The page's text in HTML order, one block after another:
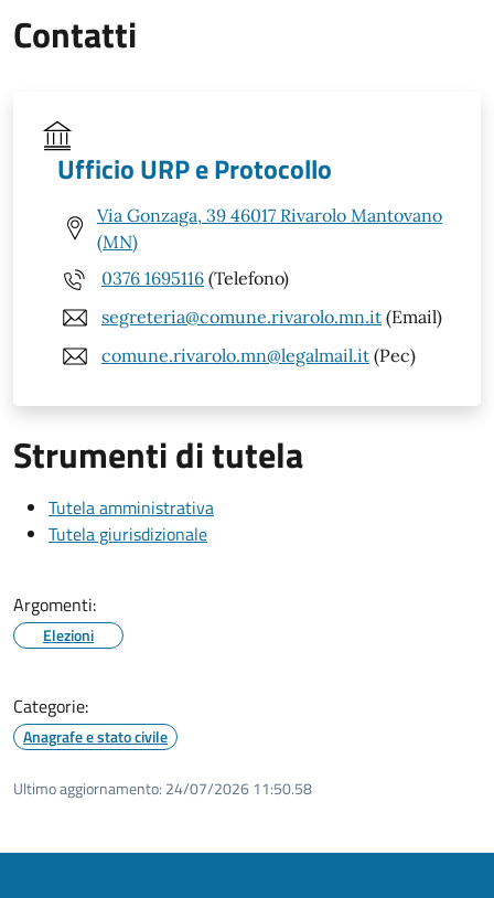
Contatti
Ufficio URP e Protocollo
Via Gonzaga, 39 46017 Rivarolo Mantovano
(MN)
0376 1695116 (Telefono)
segreteria@comune.rivarolo.mn.it (Email)
comune.rivarolo.mn@legalmail.it (Pec)
Strumenti di tutela
Tutela amministrativa
Tutela giurisdizionale
Argomenti:
Elezioni
Categorie:
Anagrafe e stato civile
Ultimo aggiornamento: 24/07/2026 11:50.58